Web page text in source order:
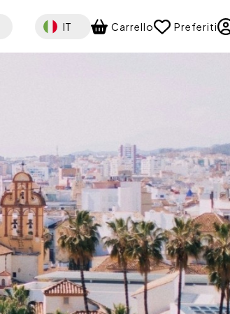
Select your language
IT Carrello Preferiti